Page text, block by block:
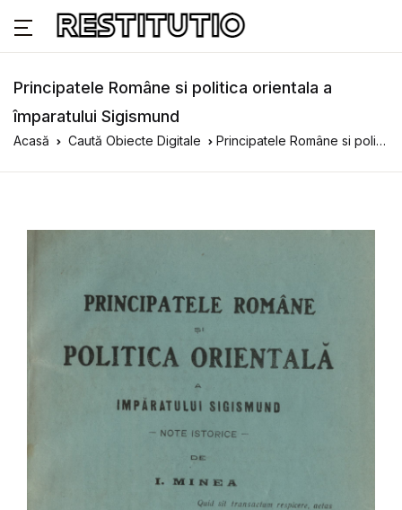
Principatele Române si politica orientala a
împaratului Sigismund
Acasă Caută Obiecte Digitale Principatele Române si politica orientala a împaratului Sigismund